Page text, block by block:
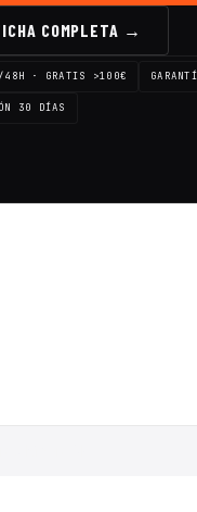
COMPLETA →
48H · GRATIS >100€
30 DÍAS